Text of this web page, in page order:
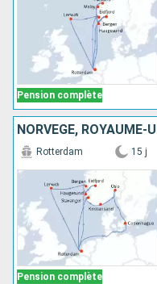
Pension complète
Pension complète
Rotterdam 15 j